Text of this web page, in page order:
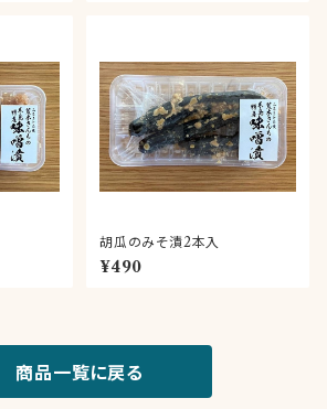
胡瓜のみそ漬2本入
¥490
商品一覧に戻る